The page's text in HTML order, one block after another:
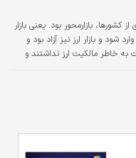
بانک‌ها» را عنوان کرده است.
میزگرد با حضور کارشناسان حوزه
کشورها، بازار‌محور بود. یعنی بازار
شود و بازار ارز نیز آزاد بود و
به خاطر مالکیت ارز نداشتند و
با همان نرخ ملزم به واردات
می‌کرد. در این سناریو هیچ‌وقت،